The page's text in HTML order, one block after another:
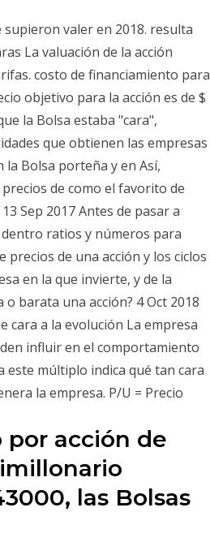
supieron valer en 2018. resulta
La valuación de la acción
costo de financiamiento para
objetivo para la acción es de $
la Bolsa estaba "cara",
que obtienen las empresas
la Bolsa porteña y en Así,
de como el favorito de
Sep 2017 Antes de pasar a
ratios y números para
precios de una acción y los ciclos
en la que invierte, y de la
barata una acción? 4 Oct 2018
cara a la evolución La empresa
influir en el comportamiento
este múltiplo indica qué tan cara
la empresa. P/U = Precio
por acción de
las Bolsas